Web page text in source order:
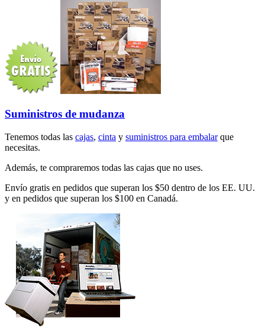
Suministros de mudanza
Tenemos todas las cajas, cinta y suministros para embalarque
necesitas.
Además, te compraremos todas las cajas que no uses.
Envío gratis en pedidos que superan los $50 dentro de los EE. UU.
y en pedidos que superan los $100 en Canadá.